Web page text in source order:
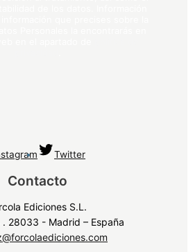
Twitter
Contacto
Ediciones S.L.
. 28033 - Madrid – España